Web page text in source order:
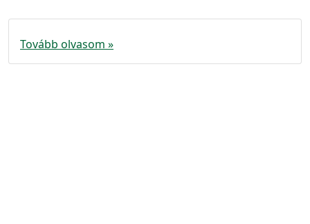
Tovább olvasom »